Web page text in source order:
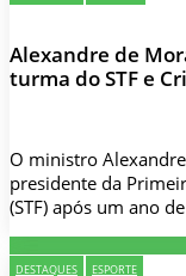
Alexandre de
turma do STF e
O ministro
presidente da
(STF) após um ano
DESTAQUES ESPORTE